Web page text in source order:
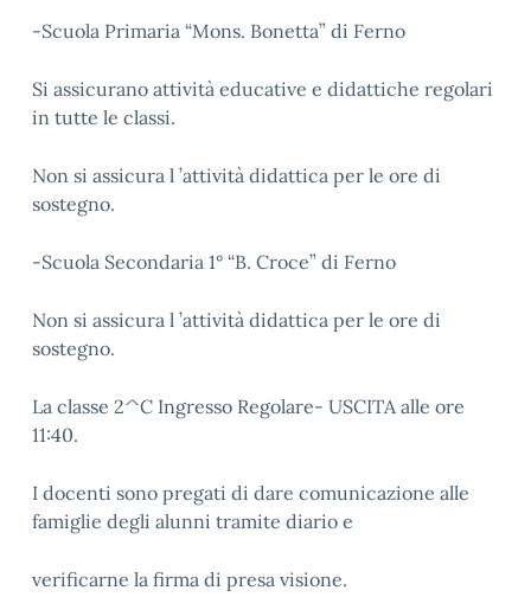
-Scuola Primaria “Mons. Bonetta” di Ferno
Si assicurano attività educative e didattiche regolari
in tutte le classi.
Non si assicura l ’attività didattica per le ore di
sostegno.
-Scuola Secondaria 1° “B. Croce” di Ferno
Non si assicura l ’attività didattica per le ore di
sostegno.
La classe 2^C Ingresso Regolare- USCITA alle ore
11:40.
I docenti sono pregati di dare comunicazione alle
famiglie degli alunni tramite diario e
verificarne la firma di presa visione.